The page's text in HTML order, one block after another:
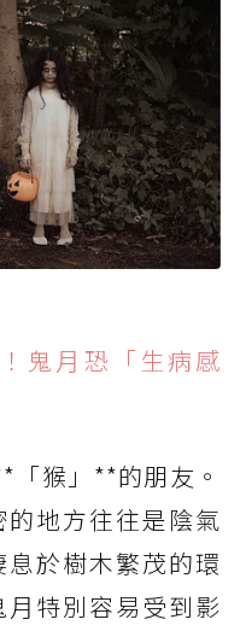
鬼月恐「生病感
「猴」**的朋友。
地方往往是陰氣
於樹木繁茂的環
特別容易受到影